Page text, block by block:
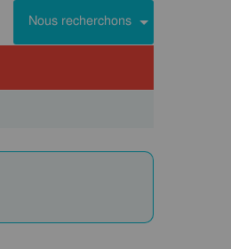
Nous recherchons